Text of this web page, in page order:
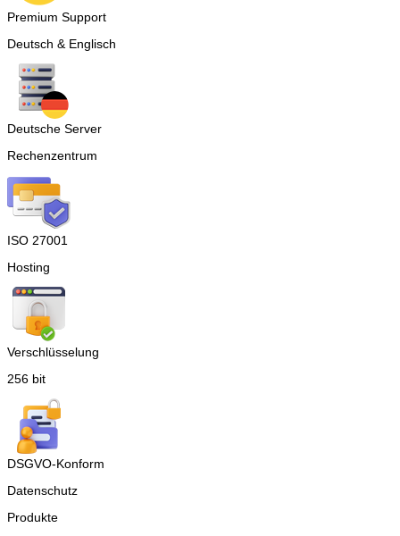
Premium Support
Deutsch & Englisch
Deutsche Server
Rechenzentrum
ISO 27001
Hosting
Verschlüsselung
256 bit
DSGVO-Konform
Datenschutz
Produkte